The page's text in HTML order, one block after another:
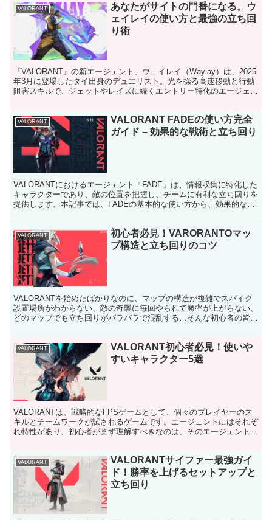
VALORANT
あなたがサイトの門番になる。ウ
ェイレイの使い方と最強の立ち回
り術
『VALORANT』の新エージェント、ウェイレイ（Waylay）は、2025
年3月に登場したタイ出身のデュエリスト。光を操る高速移動と行動
阻害スキルで、ジェットやレイズに続くエントリー特化のエージェン
VALORANT
VALORANT FADEの使い方完全
ガイド – 効果的な戦術と立ち回り
VALORANTにおけるエージェント「FADE」は、情報収集に特化した
キャラクターであり、敵の位置を把握し、チームに有利な立ち回りを
提供します。本記事では、FADEの基本的な使い方から、効果的な戦
VALORANT
初心者必見！VARORANTOマッ
プ構造と立ち回りのコツ
VALORANTを始めたばかりなのに、マップの構造が複雑でスパイク
設置場所がわからない、敵の奇襲に毎回やられて勝率が上がらない、
どのマップでも立ち回りがバラバラで混乱する…そんな初心者の皆さ
VALORANT
VALORANT初心者必見！使いや
すいキャラクター5選
VALORANTは、戦略的なFPSゲームとして、個々のプレイヤーのス
キルとチームワークが試されるゲームです。エージェントにはそれぞ
れ特性があり、初心者がまず理解すべきなのは、そのエージェントの
VALORANT
VALORANTサイファー最強ガイ
ド！勝率を上げるセットアップと
立ち回り